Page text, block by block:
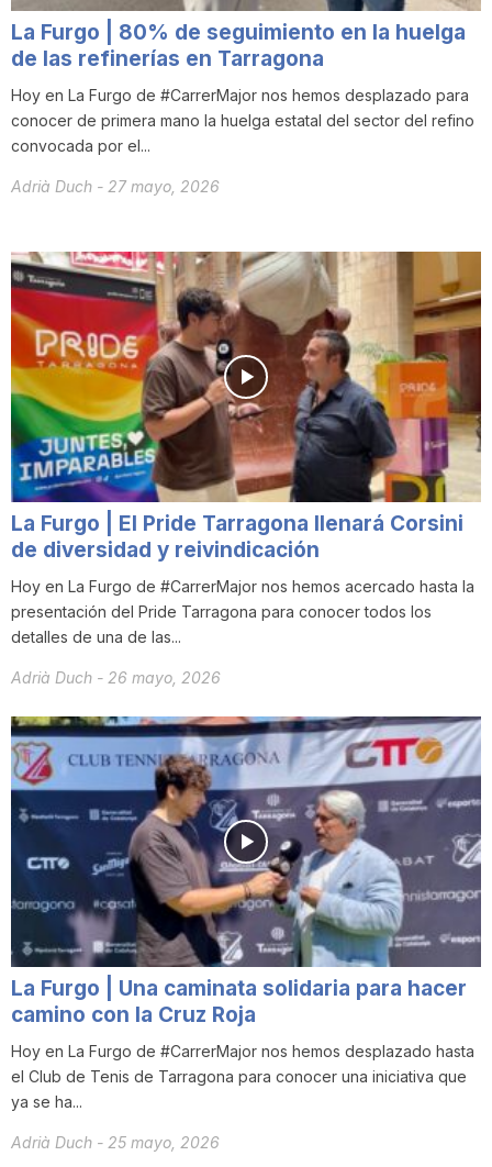
a
r
g
o
n
a
La Furgo | 80% de seguimiento en la huelga
de las refinerías en Tarragona
Hoy en La Furgo de #CarrerMajor nos hemos desplazado para
conocer de primera mano la huelga estatal del sector del refino
convocada por el...
Adrià Duch - 27 mayo, 2026
La Furgo | El Pride Tarragona llenará Corsini
de diversidad y reivindicación
Hoy en La Furgo de #CarrerMajor nos hemos acercado hasta la
presentación del Pride Tarragona para conocer todos los
detalles de una de las...
Adrià Duch - 26 mayo, 2026
La Furgo | Una caminata solidaria para hacer
camino con la Cruz Roja
Hoy en La Furgo de #CarrerMajor nos hemos desplazado hasta
el Club de Tenis de Tarragona para conocer una iniciativa que
ya se ha...
Adrià Duch - 25 mayo, 2026